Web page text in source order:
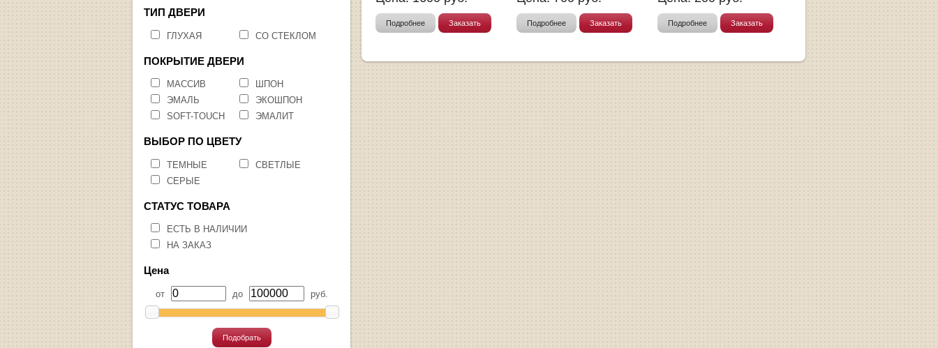
ТИП ДВЕРИ
ГЛУХАЯ СО СТЕКЛОМ
ПОКРЫТИЕ ДВЕРИ
МАССИВ
ШПОН
ЭМАЛЬ
ЭКОШПОН
SOFT-TOUCH
ЭМАЛИТ
ВЫБОР ПО ЦВЕТУ
ТЕМНЫЕ
СВЕТЛЫЕ
СЕРЫЕ
СТАТУС ТОВАРА
ЕСТЬ В НАЛИЧИИ
НА ЗАКАЗ
Цена
от до руб.
Подобрать
Подробнее Заказать Подробнее Заказать Подробнее Заказать